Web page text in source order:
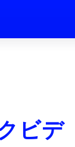
ビデ